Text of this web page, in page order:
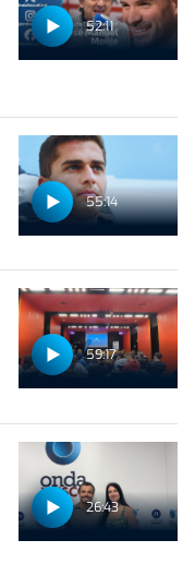
52:11
55:14
59:17
26:43